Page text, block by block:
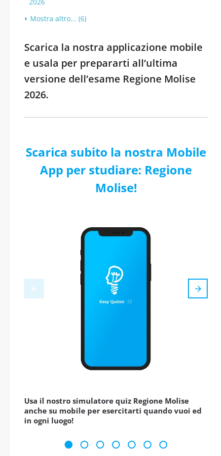
Mostra altro... (6)
Scarica la nostra applicazione mobile
e usala per prepararti all’ultima
versione dell’esame Regione Molise
2026.
Scarica subito la nostra Mobile
App per studiare: Regione
Molise!
Usa il nostro simulatore quiz Regione Molise
anche su mobile per esercitarti quando vuoi ed
in ogni luogo!